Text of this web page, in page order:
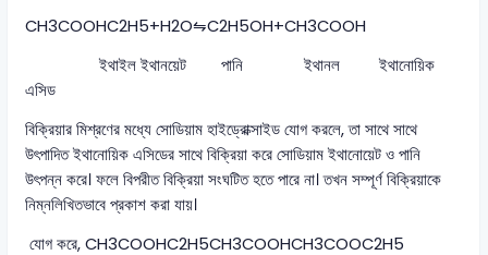
CH3​COOHC2​H5​+H2​O⇋C2​H5​OH+CH3​COOH
ইথাইল ইথানয়েট পানি ইথানল ইথানোয়িক
এসিড
বিক্রিয়ার মিশ্রণের মধ্যে সোডিয়াম হাইড্রোক্সাইড যোগ করলে, তা সাথে সাথে
উৎপাদিত ইথানোয়িক এসিডের সাথে বিক্রিয়া করে সোডিয়াম ইথানোয়েট ও পানি
উৎপন্ন করে। ফলে বিপরীত বিক্রিয়া সংঘটিত হতে পারে না। তখন সম্পূর্ণ বিক্রিয়াকে
নিম্নলিখিতভাবে প্রকাশ করা যায়।
যোগ করে, ​CH3​COOHC2​H5​CH3​COOHCH3​COOC2​H5​